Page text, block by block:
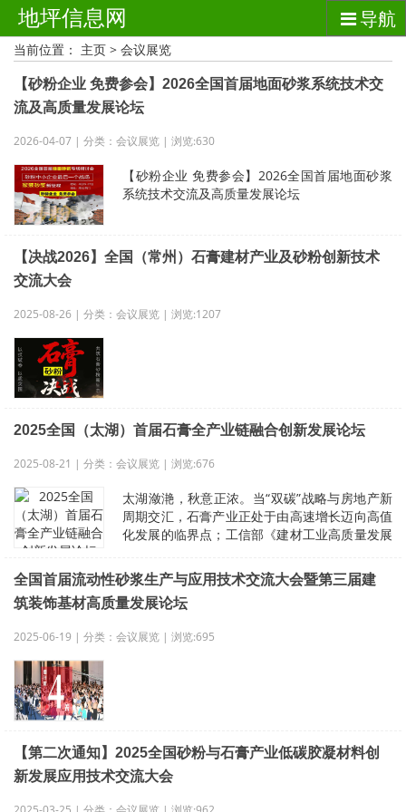
地坪信息网 导航
当前位置： 主页 > 会议展览
【砂粉企业 免费参会】2026全国首届地面砂浆系统技术交
流及高质量发展论坛
2026-04-07 | 分类：会议展览 | 浏览:630
【砂粉企业 免费参会】2026全国首届地面砂浆
系统技术交流及高质量发展论坛
【决战2026】全国（常州）石膏建材产业及砂粉创新技术
交流大会
2025-08-26 | 分类：会议展览 | 浏览:1207
2025全国（太湖）首届石膏全产业链融合创新发展论坛
2025-08-21 | 分类：会议展览 | 浏览:676
太湖潋滟，秋意正浓。当“双碳”战略与房地产新
周期交汇，石膏产业正处于由高速增长迈向高值
化发展的临界点；工信部《建材工业高质量发展
全国首届流动性砂浆生产与应用技术交流大会暨第三届建
筑装饰基材高质量发展论坛
2025-06-19 | 分类：会议展览 | 浏览:695
【第二次通知】2025全国砂粉与石膏产业低碳胶凝材料创
新发展应用技术交流大会